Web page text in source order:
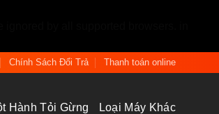
Chính Sách Đổi Trả Thanh toán online
Hành Tỏi Gừng Loại Máy Khác